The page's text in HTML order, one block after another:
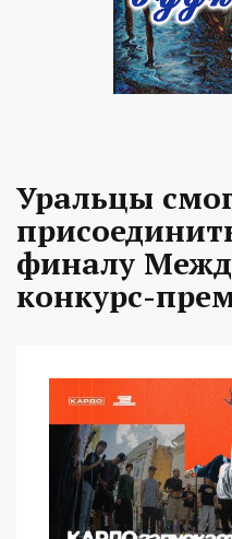
Уральцы
финалу
конкурс-